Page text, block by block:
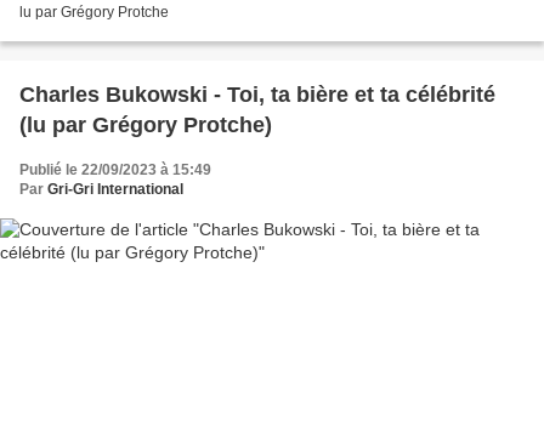
lu par Grégory Protche
Charles Bukowski - Toi, ta bière et ta célébrité
(lu par Grégory Protche)
Publié le 22/09/2023 à 15:49
Par Gri-Gri International